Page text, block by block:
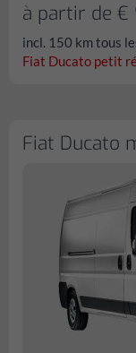
à partir de
incl. 150 km tous
Fiat Ducato petit
Fiat Ducato